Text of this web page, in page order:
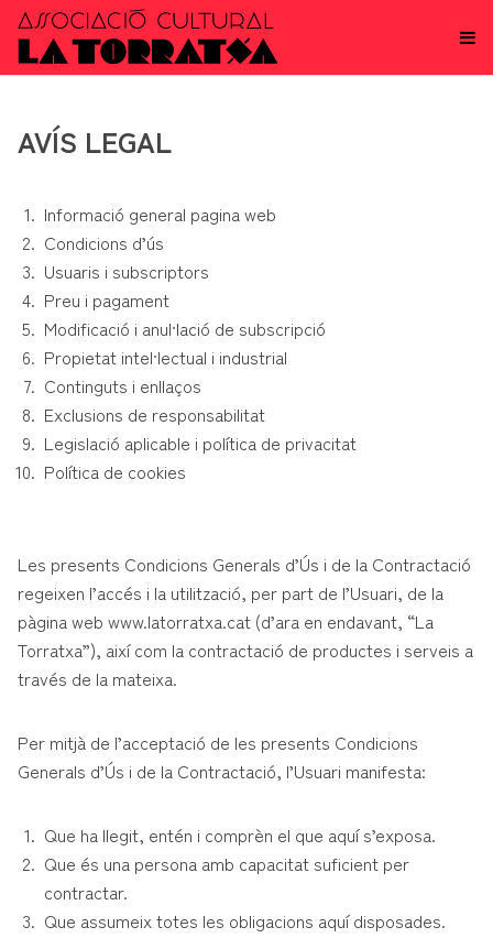
AVÍS LEGAL
Informació general pagina web
Condicions d’ús
Usuaris i subscriptors
Preu i pagament
Modificació i anul·lació de subscripció
Propietat intel·lectual i industrial
Continguts i enllaços
Exclusions de responsabilitat
Legislació aplicable i política de privacitat
Política de cookies
Les presents Condicions Generals d’Ús i de la Contractació
regeixen l’accés i la utilització, per part de l’Usuari, de la
pàgina web www.latorratxa.cat (d’ara en endavant, “La
Torratxa”), així com la contractació de productes i serveis a
través de la mateixa.
Per mitjà de l’acceptació de les presents Condicions
Generals d’Ús i de la Contractació, l’Usuari manifesta:
Que ha llegit, entén i comprèn el que aquí s’exposa.
Que és una persona amb capacitat suficient per
contractar.
Que assumeix totes les obligacions aquí disposades.